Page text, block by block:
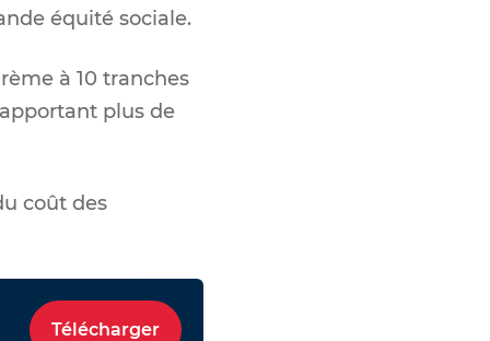
équité sociale.
à 10 tranches
plus de
coût des
Télécharger